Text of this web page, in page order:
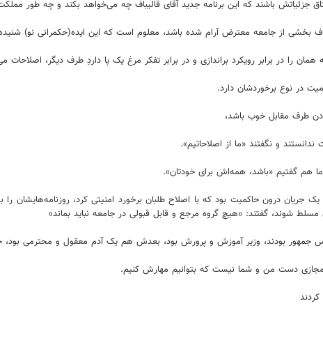
جزئیاتش باشند که این برنامه جدید آقای قالیباف چه می‌خواهد بکند و چه طور
بخشی از جامعه معترض آرام شده باشد، معلوم است که این ایده(حکمرانی نو)
را در برابر رویکرد براندازی و در برابر تفکر مرغ یک پا داردِ طرف دیگر، اصلاحات
در نوع برخوردشان دارد.
طرف مقابل خوب باشد،
و نگفتند «ما از اصلاحاتیم».
هم گفتیم «باشد، همه‌اش برای خودتان».
یک جریان درون حاکمیت بود که با اصلاح طلبان برخورد امنیتی کرد،
شوند، گفتند: «هیچ گروه مرجع و قابل قبولی در جامعه نباید بماند»
جمهور بودند، وزیر آموزش و پرورش بود، بعدش هم یک آدم معقول و محترمی
دست من و شما نیست که بتوانیم مهارش کنیم.